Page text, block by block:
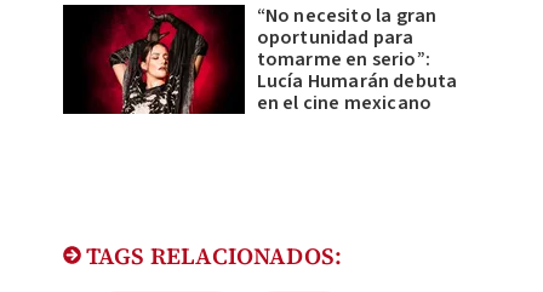
“No necesito la gran
oportunidad para
tomarme en serio”:
Lucía Humarán debuta
en el cine mexicano
TAGS RELACIONADOS: